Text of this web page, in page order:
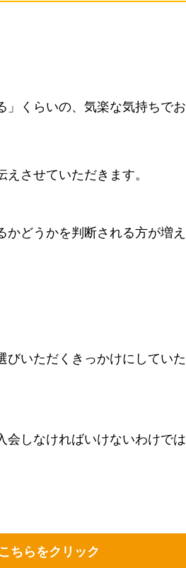
」くらいの、気楽な気持ちでお
させていただきます。
どうかを判断される方が増え
びいただくきっかけにしていた
会しなければいけないわけでは
ちらをクリック